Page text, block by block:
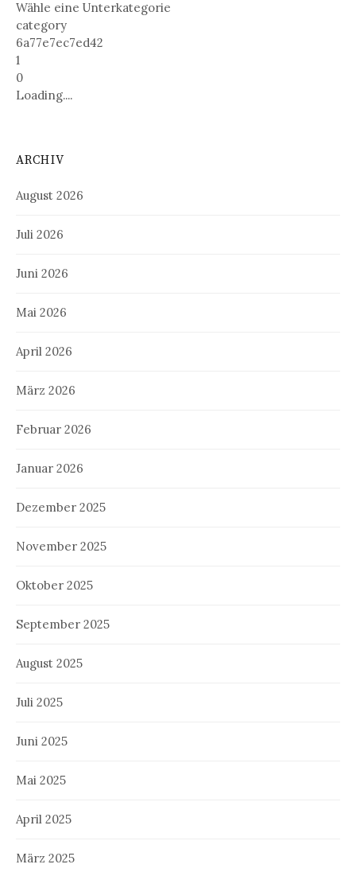
Wähle eine Unterkategorie
category
6a77e7ec7ed42
1
0
Loading....
ARCHIV
August 2026
Juli 2026
Juni 2026
Mai 2026
April 2026
März 2026
Februar 2026
Januar 2026
Dezember 2025
November 2025
Oktober 2025
September 2025
August 2025
Juli 2025
Juni 2025
Mai 2025
April 2025
März 2025